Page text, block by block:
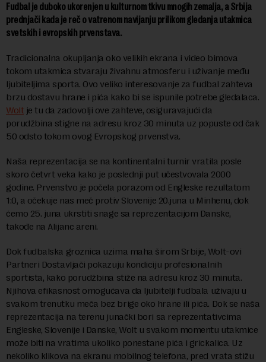
Fudbal je duboko ukorenjen u kulturnom tkivu mnogih zemalja, a Srbija
prednjači kada je reč o vatrenom navijanju prilikom gledanja utakmica
svetskih i evropskih prvenstava.
Tradicionalna okupljanja oko velikih ekrana i video bimova
tokom utakmica stvaraju živahnu atmosferu i uživanje među
ljubiteljima sporta. Ovo veliko interesovanje za fudbal zahteva
brzu dostavu hrane i pića kako bi se ispunile potrebe gledalaca.
Woltje tu da zadovolji ove zahteve, osiguravajući da
porudžbina stigne na adresu kroz 30 minuta uz popuste od čak
50 odsto tokom ovog Evropskog prvenstva.
Naša reprezentacija se na kontinentalni turnir vratila posle
skoro četvrt veka kako je poslednji put učestvovala 2000
godine. Prvenstvo je počela porazom od Engleske rezultatom
1:0, a očekuje nas meč protiv Slovenije 20.juna u Minhenu, dok
ćemo 25. juna ukrstiti snage sa reprezentacijom Danske,
takođe na Alijanc areni.
Dok fudbalska groznica uzima maha širom Srbije, Wolt-ovi
Partneri Dostavljači pokazuju kondiciju profesionalnih
sportista, kako porudžbina stiže na adresu kroz 30 minuta.
Njihova efikasnost omogućava da ljubitelji fudbala uživaju u
svakom trenutku meča bez brige oko hrane ili pića. Dok se naša
reprezentacija na terenu junački bori sa reprezentativcima
Engleske, Slovenije i Danske, Wolt u svakom momentu utakmice
može biti na vratima ukoliko ponestane pića i grickalica. Uz
nekoliko klikova na ekranu mobilnog telefona, pred vrata stižu